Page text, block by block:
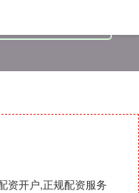
资开户,正规配资服务